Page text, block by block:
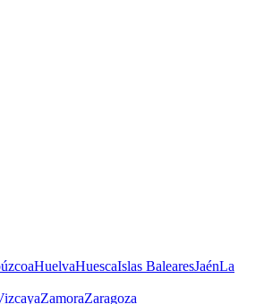
HuelvaHuescaIslas BalearesJaénLa
ZamoraZaragoza